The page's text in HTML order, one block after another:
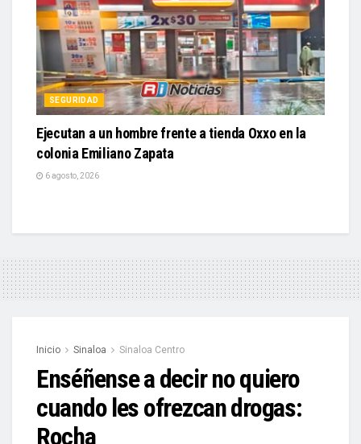
SEGURIDAD
Ejecutan a un hombre frente a tienda Oxxo en la
colonia Emiliano Zapata
6 agosto, 2026
Inicio Sinaloa Sinaloa Centro
Enséñense a decir no quiero
cuando les ofrezcan drogas:
Rocha